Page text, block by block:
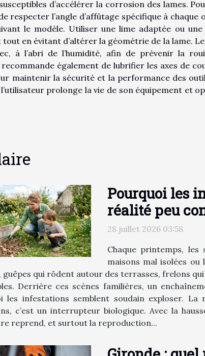
d’accélérer la corrosion des lames.
respecter l’angle d’affûtage spécifique à
le modèle. Utiliser une lime adaptée ou
en évitant d’altérer la géométrie de la lame.
à l’abri de l’humidité, afin de prévenir la
recommande également de lubrifier les axes de
maintenir la sécurité et la performance des
prolonge la vie de son équipement et
Pourquoi les
réalité peu
28 juillet 2026 03:58
Chaque printemps, les
maisons mal isolées
guêpes qui rôdent autour des terrasses, frelons
Derrière ces scènes familières, un
les infestations semblent soudain exploser.
c’est un interrupteur biologique. Avec la
reprend, et surtout la reproduction...